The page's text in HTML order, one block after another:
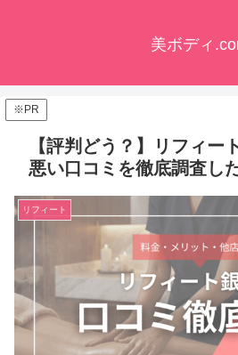
美ボディ
※PR
【評判どう？】リフィー
悪い口コミを徹底調査し
リフィート